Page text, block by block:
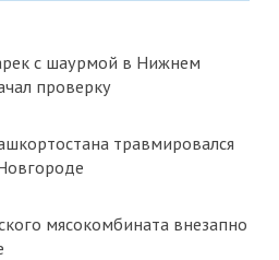
с шаурмой в Нижнем
проверку
травмировался
мясокомбината внезапно